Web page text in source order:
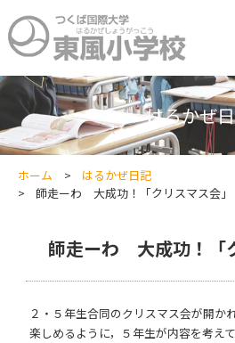
サイトマップ
学校案内
校長あいさつ
学校案内
学校評価
在校生専用
合格者（入学予定者）専用
建学の精神
2027年度入学試験
学校見学のお申込み
資料請求
はるかぜ
ホーム
はるかぜ日記
師走ーわ 大成功！「クリスマス会」
師走ーわ 大成功！「
２・５年生合同のクリスマス会が開か
楽しめるように，５年生が内容を考え